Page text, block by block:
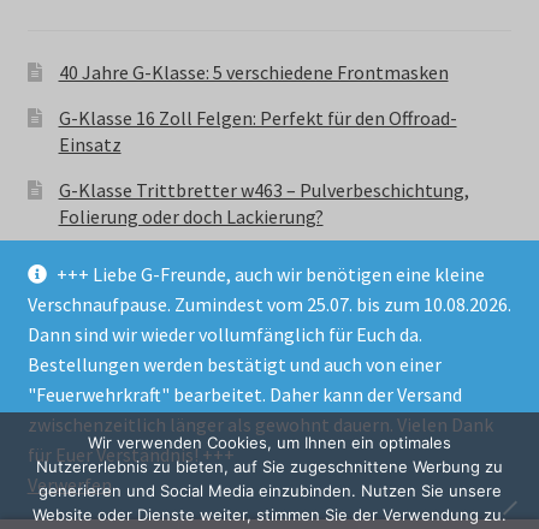
+++ Liebe G-Freunde, auch wir benötigen eine kleine
Verschnaufpause. Zumindest vom 25.07. bis zum 10.08.2026.
Dann sind wir wieder vollumfänglich für Euch da.
Bestellungen werden bestätigt und auch von einer
"Feuerwehrkraft" bearbeitet. Daher kann der Versand
zwischenzeitlich länger als gewohnt dauern. Vielen Dank
für Euer Verständnis! +++
Verwerfen
40 Jahre G-Klasse: 5 verschiedene Frontmasken
G-Klasse 16 Zoll Felgen: Perfekt für den Offroad-
Einsatz
G-Klasse Trittbretter w463 – Pulverbeschichtung,
Folierung oder doch Lackierung?
© GParts24 - G-Klasse w463 Trittbretter, Felgen,
Ersatzteile & Zubebehör.
Datenschutzerklärung
Alle Preise inkl. der gesetzlichen MwSt.
Wir verwenden Cookies, um Ihnen ein optimales
Nutzererlebnis zu bieten, auf Sie zugeschnittene Werbung zu
generieren und Social Media einzubinden. Nutzen Sie unsere
Website oder Dienste weiter, stimmen Sie der Verwendung zu.